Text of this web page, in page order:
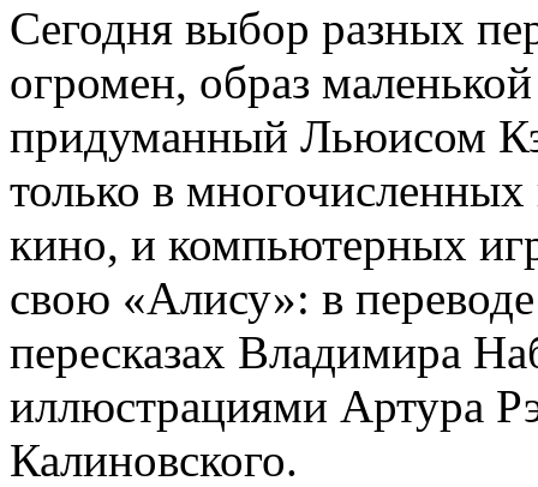
Сегодня выбор разных
огромен, образ
придуманный Льюисом
только в
кино, и компьютерных
свою «Алису»: в
пересказах Владимира
иллюстрациями Артура
Калиновского.